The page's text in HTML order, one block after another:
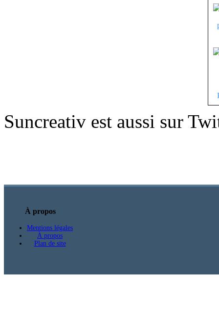
Suncreativ est aussi sur
À propos
Mentions légales
À propos
Plan de site